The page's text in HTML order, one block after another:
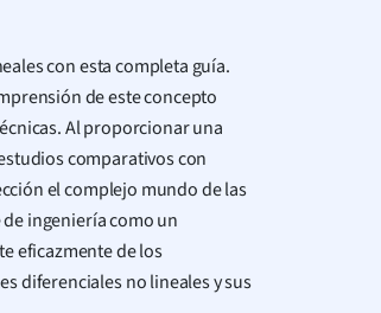
con esta completa guía.
de este concepto
Al proporcionar una
comparativos con
el complejo mundo de las
ingeniería como un
eficazmente de los
diferenciales no lineales y sus